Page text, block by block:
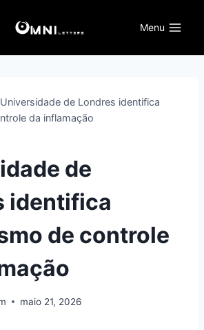
Menu
Universidade de Londres identifica
da inflamação
de
identifica
de controle
maio 21, 2026